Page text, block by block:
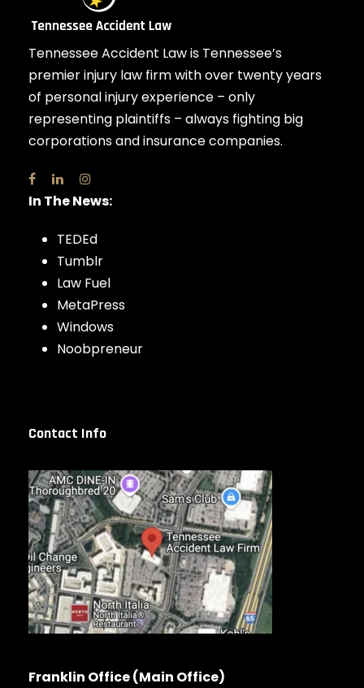
Tennessee Accident Law is Tennessee’s
premier injury law firm with over twenty years
of personal injury experience – only
representing plaintiffs – always fighting big
corporations and insurance companies.
In The News:
TEDEd
Tumblr
Law Fuel
MetaPress
Windows
Noobpreneur
Contact Info
Franklin Office (Main Office)